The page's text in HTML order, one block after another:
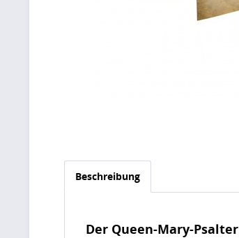
Beschreibung
Der Queen-Mary-Psalter